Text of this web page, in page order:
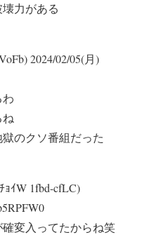
力がある
2024/02/05(月)
のクソ番組だった
ｲW 1fbd-cfLC)
変入ってたからね笑